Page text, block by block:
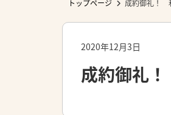
トップページ 成約御礼！
2020年12月3日
成約御礼